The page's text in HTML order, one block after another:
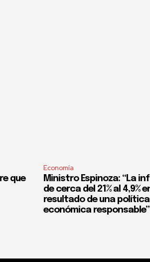
que
Economía
Ministro Espinoza: “La
de cerca del 21% al 4,9%
resultado de una política
económica responsable”